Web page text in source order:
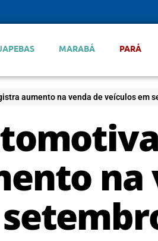
MARABÁ PARÁ
aumento na venda de veículos em
na